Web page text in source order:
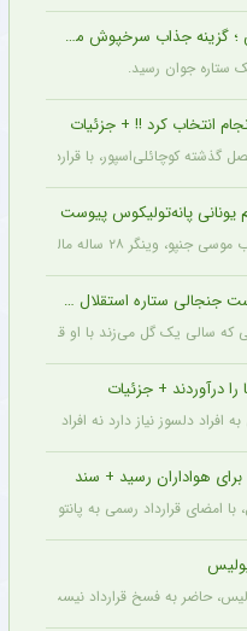
گزینه جذاب سرخپوش می شود؟
ستاره جوان رسید.
انتخاب کرد !! + جزئیات
کوچائلی‌اسپور، با قراردادی
یونانی پانه‌تولیکوس پیوست
با قراردادی دو ساله خبر داد.
ستاره استقلال + جزئیات
و این بازیکن «ناز» هم می‌کند که اگر فلان قدر ندهید قهر می‌کنم.
درآوردند + جزئیات
دلسوز نیاز دارد نه افراد سود
هواداران رسید + سند
امضای قرارداد رسمی به پانتولیکوس
حاضر به فسخ قرارداد نیست.